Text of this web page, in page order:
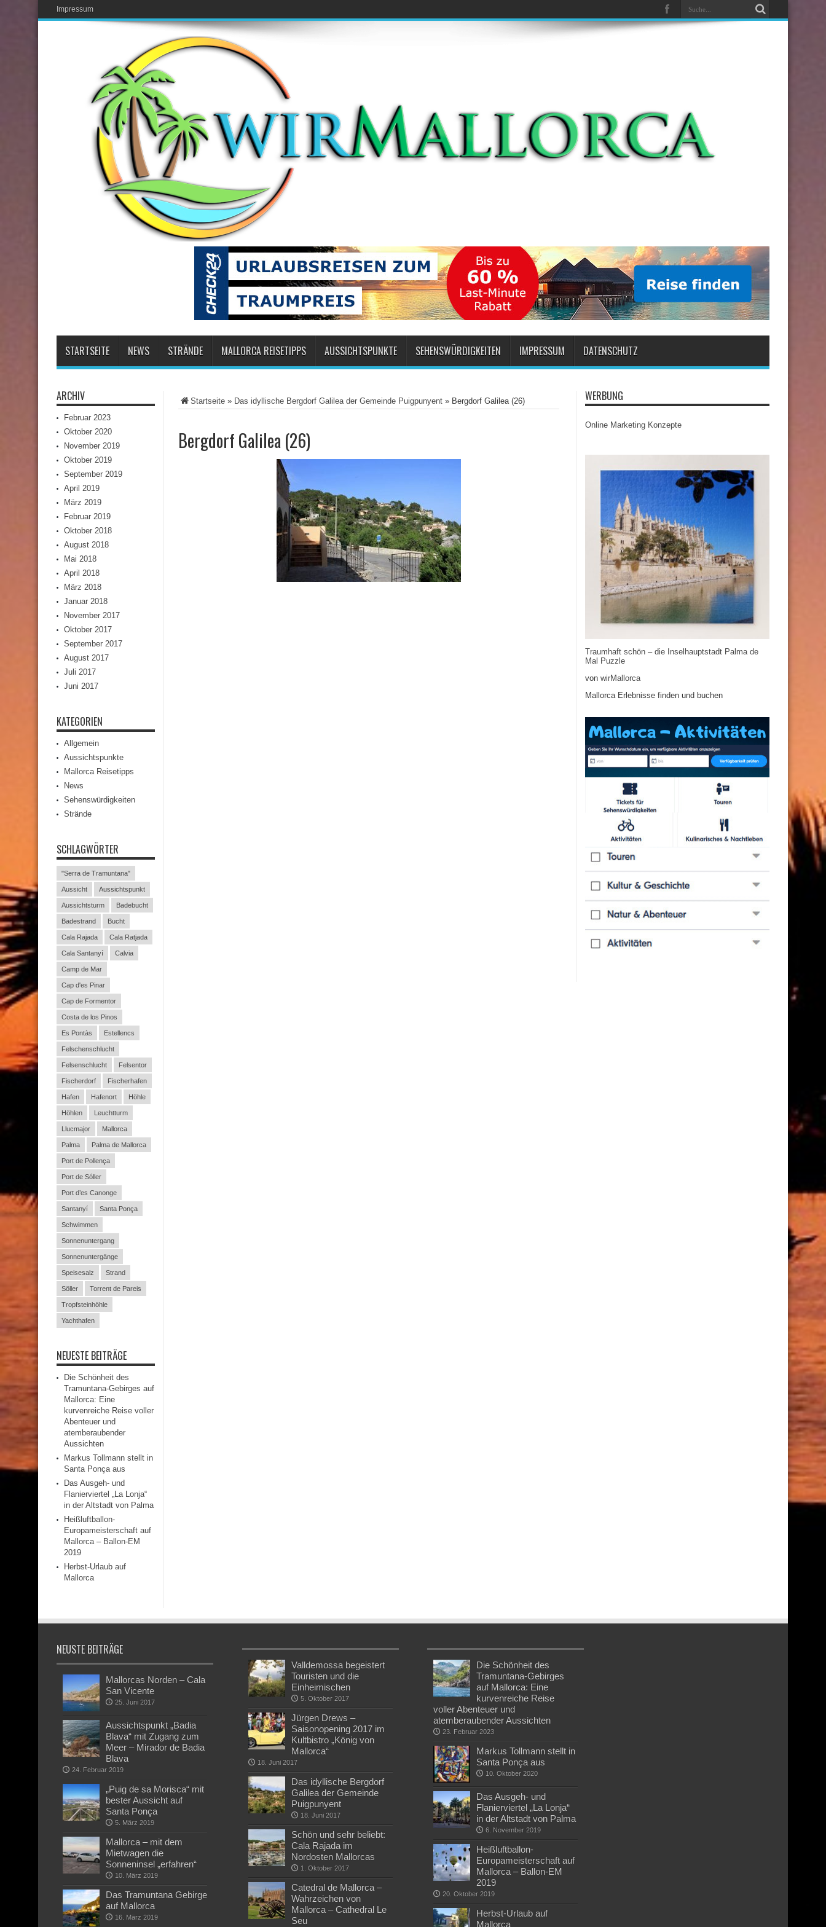
Impressum
STARTSEITE NEWS STRÄNDE MALLORCA REISETIPPS AUSSICHTSPUNKTE SEHENSWÜRDIGKEITEN IMPRESSUM DATENSCHUTZ
Startseite » Das idyllische Bergdorf Galilea der Gemeinde Puigpunyent » Bergdorf Galilea (26)
Bergdorf Galilea (26)
ARCHIV
Februar 2023
Oktober 2020
November 2019
Oktober 2019
September 2019
April 2019
März 2019
Februar 2019
Oktober 2018
August 2018
Mai 2018
April 2018
März 2018
Januar 2018
November 2017
Oktober 2017
September 2017
August 2017
Juli 2017
Juni 2017
KATEGORIEN
Allgemein
Aussichtspunkte
Mallorca Reisetipps
News
Sehenswürdigkeiten
Strände
SCHLAGWÖRTER
"Serra de Tramuntana"
Aussicht Aussichtspunkt
Aussichtsturm Badebucht
Badestrand Bucht
Cala Rajada Cala Ratjada
Cala Santanyí Calvia
Camp de Mar
Cap d'es Pinar
Cap de Formentor
Costa de los Pinos
Es Pontàs Estellencs
Felschenschlucht
Felsenschlucht Felsentor
Fischerdorf Fischerhafen
Hafen Hafenort Höhle
Höhlen Leuchtturm
Llucmajor Mallorca
Palma Palma de Mallorca
Port de Pollença
Port de Sóller
Port d’es Canonge
Santanyí Santa Ponça
Schwimmen
Sonnenuntergang
Sonnenuntergänge
Speisesalz Strand
Söller Torrent de Pareis
Tropfsteinhöhle
Yachthafen
NEUESTE BEITRÄGE
Die Schönheit des
Tramuntana-Gebirges auf
Mallorca: Eine
kurvenreiche Reise voller
Abenteuer und
atemberaubender
Aussichten
Markus Tollmann stellt in
Santa Ponça aus
Das Ausgeh- und
Flanierviertel „La Lonja“
in der Altstadt von Palma
Heißluftballon-
Europameisterschaft auf
Mallorca – Ballon-EM
2019
Herbst-Urlaub auf
Mallorca
WERBUNG
Online Marketing Konzepte
Traumhaft schön – die Inselhauptstadt Palma de
Mal Puzzle
von wirMallorca
Mallorca Erlebnisse finden und buchen
NEUSTE BEITRÄGE
Mallorcas Norden – Cala
San Vicente
25. Juni 2017
Aussichtspunkt „Badia
Blava“ mit Zugang zum
Meer – Mirador de Badia
Blava
24. Februar 2019
„Puig de sa Morisca“ mit
bester Aussicht auf
Santa Ponça
5. März 2019
Mallorca – mit dem
Mietwagen die
Sonneninsel „erfahren“
10. März 2019
Das Tramuntana Gebirge
auf Mallorca
16. März 2019
Valldemossa begeistert
Touristen und die
Einheimischen
5. Oktober 2017
Jürgen Drews –
Saisonopening 2017 im
Kultbistro „König von
Mallorca“
18. Juni 2017
Das idyllische Bergdorf
Galilea der Gemeinde
Puigpunyent
18. Juni 2017
Schön und sehr beliebt:
Cala Rajada im
Nordosten Mallorcas
1. Oktober 2017
Catedral de Mallorca –
Wahrzeichen von
Mallorca – Cathedral Le
Seu
Die Schönheit des
Tramuntana-Gebirges
auf Mallorca: Eine
kurvenreiche Reise
voller Abenteuer und
atemberaubender Aussichten
23. Februar 2023
Markus Tollmann stellt in
Santa Ponça aus
10. Oktober 2020
Das Ausgeh- und
Flanierviertel „La Lonja“
in der Altstadt von Palma
6. November 2019
Heißluftballon-
Europameisterschaft auf
Mallorca – Ballon-EM
2019
20. Oktober 2019
Herbst-Urlaub auf
Mallorca